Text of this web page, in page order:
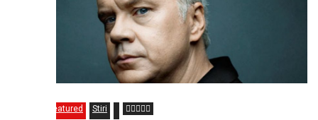
Featured Stiri